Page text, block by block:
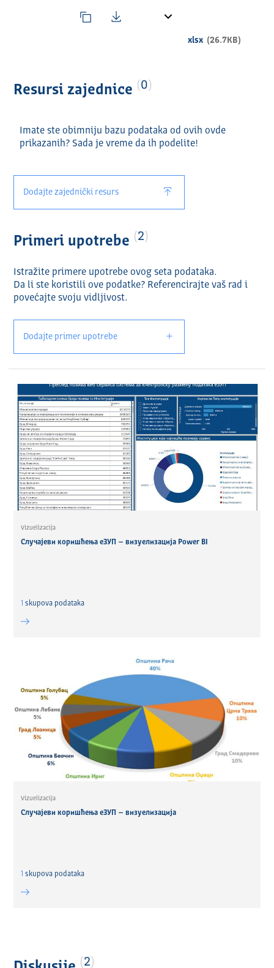
xlsx (26.7KB)
Resursi zajednice 0
Imate ste obimniju bazu podataka od ovih ovde
prikazanih? Sada je vreme da ih podelite!
Dodajte zajednički resurs
Primeri upotrebe 2
Istražite primere upotrebe ovog seta podataka.
Da li ste koristili ove podatke? Referencirajte vaš rad i
povećajte svoju vidlјivost.
Dodajte primer upotrebe
Vizuelizacija
Случајеви коришћења еЗУП – визуелизација Power BI
skupova podataka
Vizuelizacija
Случајеви коришћења еЗУП – визуелизација
skupova podataka
2